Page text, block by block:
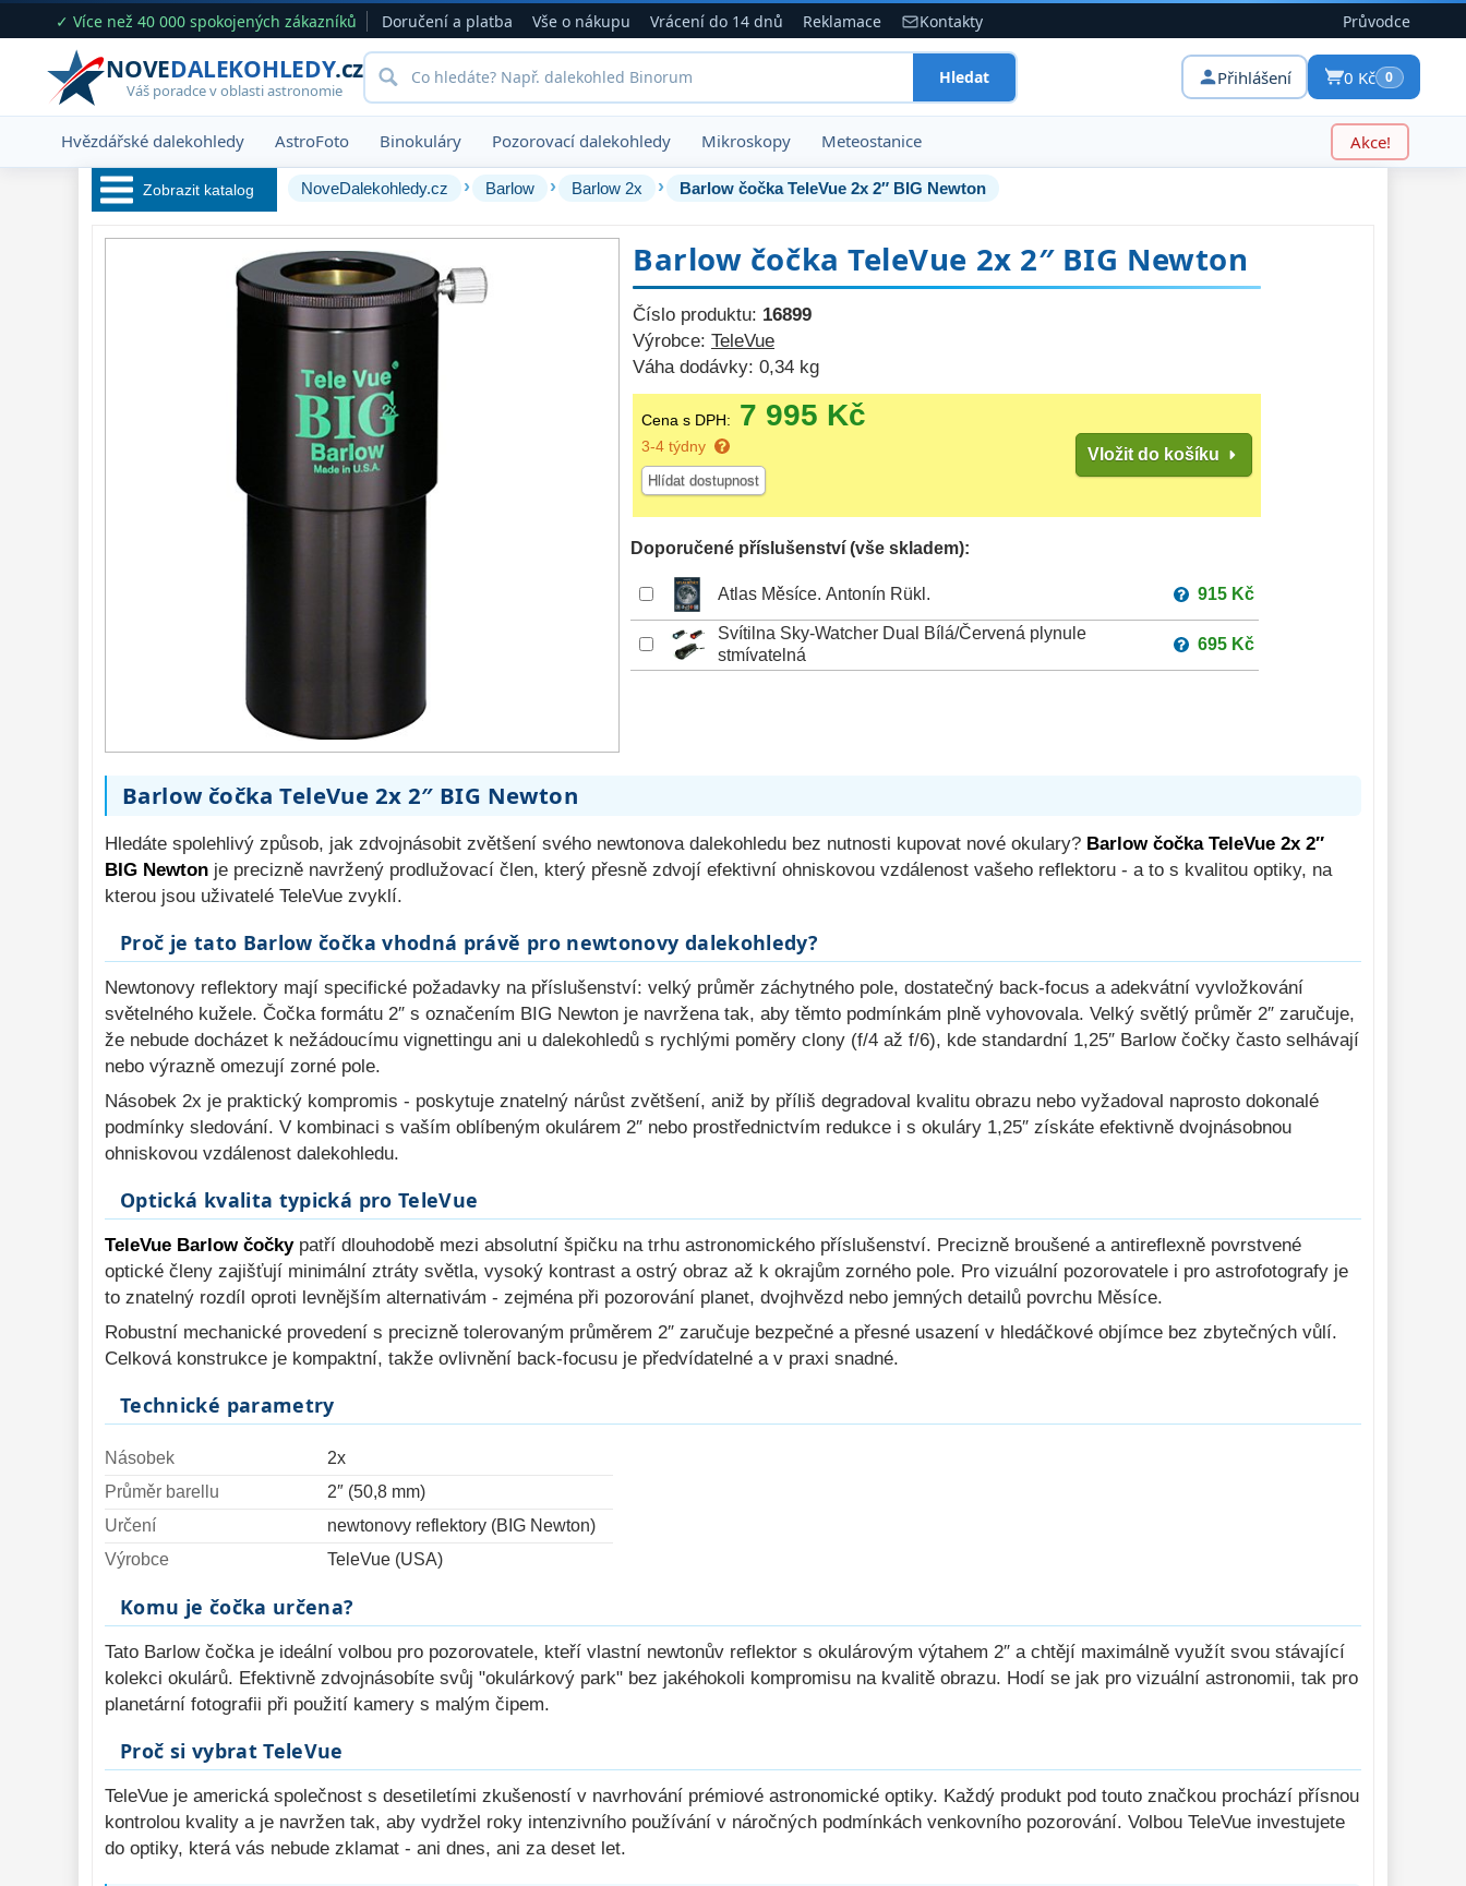
✓ Více než 40 000 spokojených zákazníků Doručení a platba Vše o nákupu Vrácení do 14 dnů Reklamace Kontakty Průvodce
NOVEDALEKOHLEDY.cz
Váš poradce v oblasti astronomie
Hledat Přihlášení 0 Kč 0
Hvězdářské dalekohledy AstroFoto Binokuláry Pozorovací dalekohledy Mikroskopy Meteostanice Akce!
Zobrazit katalog
Zrcátka a hranoly
Komponenty
dalekohledy
50
Binokulární
dalekohledy
285
Dálkoměry a Noční
vidění
17
Mikroskopy
Příslušenství
mikroskopů
Meteostanice 52
Foto stativy
Bazar 11
NoveDalekohledy.cz › Barlow › Barlow 2x › Barlow čočka TeleVue 2x 2″ BIG Newton
Barlow čočka TeleVue 2x 2″ BIG Newton
Číslo produktu: 16899
Výrobce: TeleVue
Váha dodávky: 0,34 kg
Cena s DPH: 7 995 Kč
3-4 týdny
Hlídat dostupnost
Vložit do košíku
Doporučené příslušenství (vše skladem):
Atlas Měsíce. Antonín Rükl. 915 Kč
Svítilna Sky-Watcher Dual Bílá/Červená plynule
stmívatelná
695 Kč
Barlow čočka TeleVue 2x 2″ BIG Newton
Hledáte spolehlivý způsob, jak zdvojnásobit zvětšení svého newtonova dalekohledu bez nutnosti kupovat nové okulary? Barlow čočka TeleVue 2x 2″
BIG Newton je precizně navržený prodlužovací člen, který přesně zdvojí efektivní ohniskovou vzdálenost vašeho reflektoru - a to s kvalitou optiky, na
kterou jsou uživatelé TeleVue zvyklí.
Proč je tato Barlow čočka vhodná právě pro newtonovy dalekohledy?
Newtonovy reflektory mají specifické požadavky na příslušenství: velký průměr záchytného pole, dostatečný back-focus a adekvátní vyvložkování
světelného kužele. Čočka formátu 2″ s označením BIG Newton je navržena tak, aby těmto podmínkám plně vyhovovala. Velký světlý průměr 2″ zaručuje,
že nebude docházet k nežádoucímu vignettingu ani u dalekohledů s rychlými poměry clony (f/4 až f/6), kde standardní 1,25″ Barlow čočky často selhávají
nebo výrazně omezují zorné pole.
Násobek 2x je praktický kompromis - poskytuje znatelný nárůst zvětšení, aniž by příliš degradoval kvalitu obrazu nebo vyžadoval naprosto dokonalé
podmínky sledování. V kombinaci s vaším oblíbeným okulárem 2″ nebo prostřednictvím redukce i s okuláry 1,25″ získáte efektivně dvojnásobnou
ohniskovou vzdálenost dalekohledu.
Optická kvalita typická pro TeleVue
TeleVue Barlow čočkypatří dlouhodobě mezi absolutní špičku na trhu astronomického příslušenství. Precizně broušené a antireflexně povrstvené
optické členy zajišťují minimální ztráty světla, vysoký kontrast a ostrý obraz až k okrajům zorného pole. Pro vizuální pozorovatele i pro astrofotografy je
to znatelný rozdíl oproti levnějším alternativám - zejména při pozorování planet, dvojhvězd nebo jemných detailů povrchu Měsíce.
Robustní mechanické provedení s precizně tolerovaným průměrem 2″ zaručuje bezpečné a přesné usazení v hledáčkové objímce bez zbytečných vůlí.
Celková konstrukce je kompaktní, takže ovlivnění back-focusu je předvídatelné a v praxi snadné.
Technické parametry
Násobek
2x
Průměr barellu
2″ (50,8 mm)
Určení
newtonovy reflektory (BIG Newton)
Výrobce
TeleVue (USA)
Komu je čočka určena?
Tato Barlow čočka je ideální volbou pro pozorovatele, kteří vlastní newtonův reflektor s okulárovým výtahem 2″ a chtějí maximálně využít svou stávající
kolekci okulárů. Efektivně zdvojnásobíte svůj "okulárkový park" bez jakéhokoli kompromisu na kvalitě obrazu. Hodí se jak pro vizuální astronomii, tak pro
planetární fotografii při použití kamery s malým čipem.
Proč si vybrat TeleVue
TeleVue je americká společnost s desetiletími zkušeností v navrhování prémiové astronomické optiky. Každý produkt pod touto značkou prochází přísnou
kontrolou kvality a je navržen tak, aby vydržel roky intenzivního používání v náročných podmínkách venkovního pozorování. Volbou TeleVue investujete
do optiky, která vás nebude zklamat - ani dnes, ani za deset let.